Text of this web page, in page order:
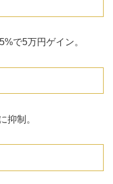
で5万円ゲイン。
抑制。